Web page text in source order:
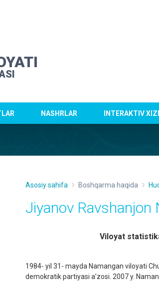
NASHRLAR INTERAKTIV
Asosiy sahifa Boshqarma haqida
Jiyanov Ravshanjon
Viloyat
1984- yil 31- mayda Namangan viloyati
demokratik partiyasi a’zosi. 2007 y.